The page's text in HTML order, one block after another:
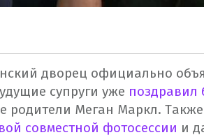
дворец официально
супруги уже поздравил
родители Меган Маркл.
совместной фотосессии и